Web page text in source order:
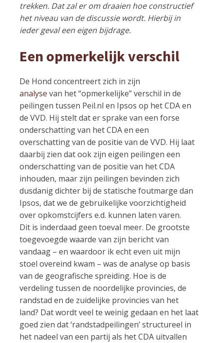
trekken. Dat zal er om draaien hoe constructief
het niveau van de discussie wordt. Hierbij in
ieder geval een eigen bijdrage.
Een opmerkelijk verschil
De Hond concentreert zich in zijn
analyse van het “opmerkelijke” verschil in de
peilingen tussen Peil.nl en Ipsos op het CDA en
de VVD. Hij stelt dat er sprake van een forse
onderschatting van het CDA en een
overschatting van de positie van de VVD. Hij laat
daarbij zien dat ook zijn eigen peilingen een
onderschatting van de positie van het CDA
inhouden, maar zijn peilingen bevinden zich
dusdanig dichter bij de statische foutmarge dan
Ipsos, dat we de gebruikelijke voorzichtigheid
over opkomstcijfers e.d. kunnen laten varen.
Dit is inderdaad geen toeval meer. De grootste
toegevoegde waarde van zijn bericht van
vandaag – en waardoor ik echt even uit mijn
stoel overeind kwam – was de analyse op basis
van de geografische spreiding. Hoe is de
verdeling tussen de noordelijke provincies, de
randstad en de zuidelijke provincies van het
land? Dat wordt veel te weinig gedaan en het laat
goed zien dat ‘randstadpeilingen’ structureel in
het nadeel van een partij als het CDA uitvallen